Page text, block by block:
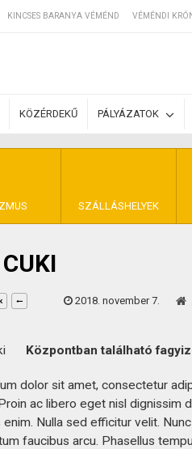
KINCSES BARANYA VÉMÉND VÉMÉNDI
KÖZÉRDEKŰ PÁLYÁZATOK
SZÁLLÁSHELYEK
2018. november 7.
Központban található
dolor sit amet, consectetur
ac libero eget nisl dignissim
Nulla sed efficitur velit.
faucibus arcu. Phasellus